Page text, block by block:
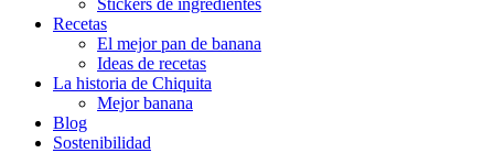
Stickers de ingredientes
Recetas
El mejor pan de banana
Ideas de recetas
La historia de Chiquita
Mejor banana
Blog
Sostenibilidad